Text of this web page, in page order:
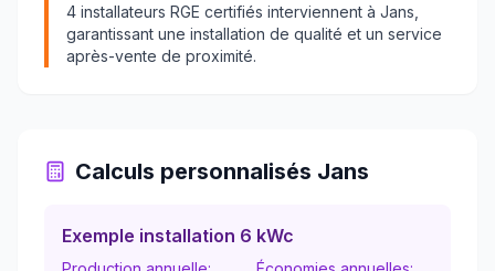
4 installateurs RGE certifiés interviennent à Jans
garantissant une installation de qualité et un service
après-vente de proximité.
Calculs personnalisés Jans
Exemple installation 6 kWc